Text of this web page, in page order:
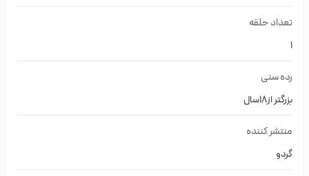
تعداد حلقه
1
رده سنی
بزرگتر از18سال
منتشر کننده
گردو